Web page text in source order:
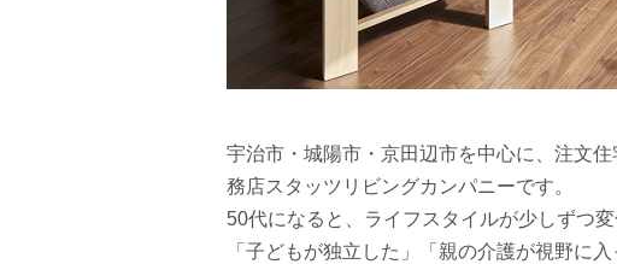
宇治市・城陽市・京田辺市を中心に、注文
務店スタッツリビングカンパニーです。
50代になると、ライフスタイルが少しずつ変
「子どもが独立した」「親の介護が視野に